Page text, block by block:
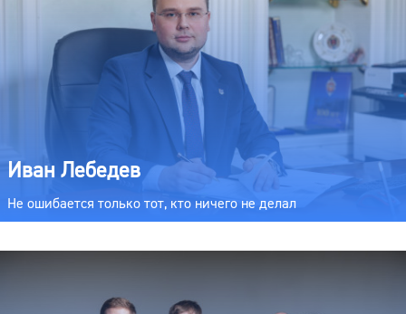
Иван Лебедев
Не ошибается только тот, кто ничего не делал